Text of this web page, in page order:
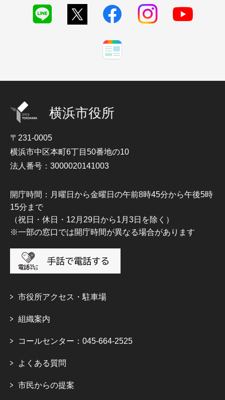
横浜市役所
〒231-0005
横浜市中区本町6丁目50番地の10
法人番号：3000020141003
開庁時間：月曜日から金曜日の午前8時45分から午後5時
15分まで
（祝日・休日・12月29日から1月3日を除く）
※一部の窓口では開庁時間が異なる場合があります
市役所アクセス・駐車場
組織案内
コールセンター：045-664-2525
よくある質問
市民からの提案